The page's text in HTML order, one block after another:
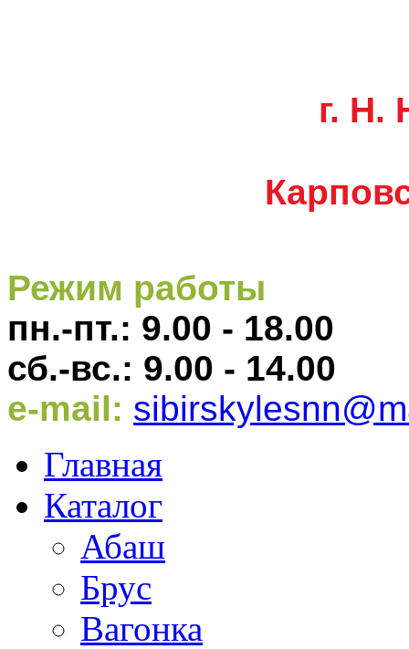
г. Н.
Режим работы
пн.-пт.: 9.00 - 18.00
сб.-вс.: 9.00 - 14.00
e-mail:
Главная
Каталог
Абаш
Брус
Вагонка